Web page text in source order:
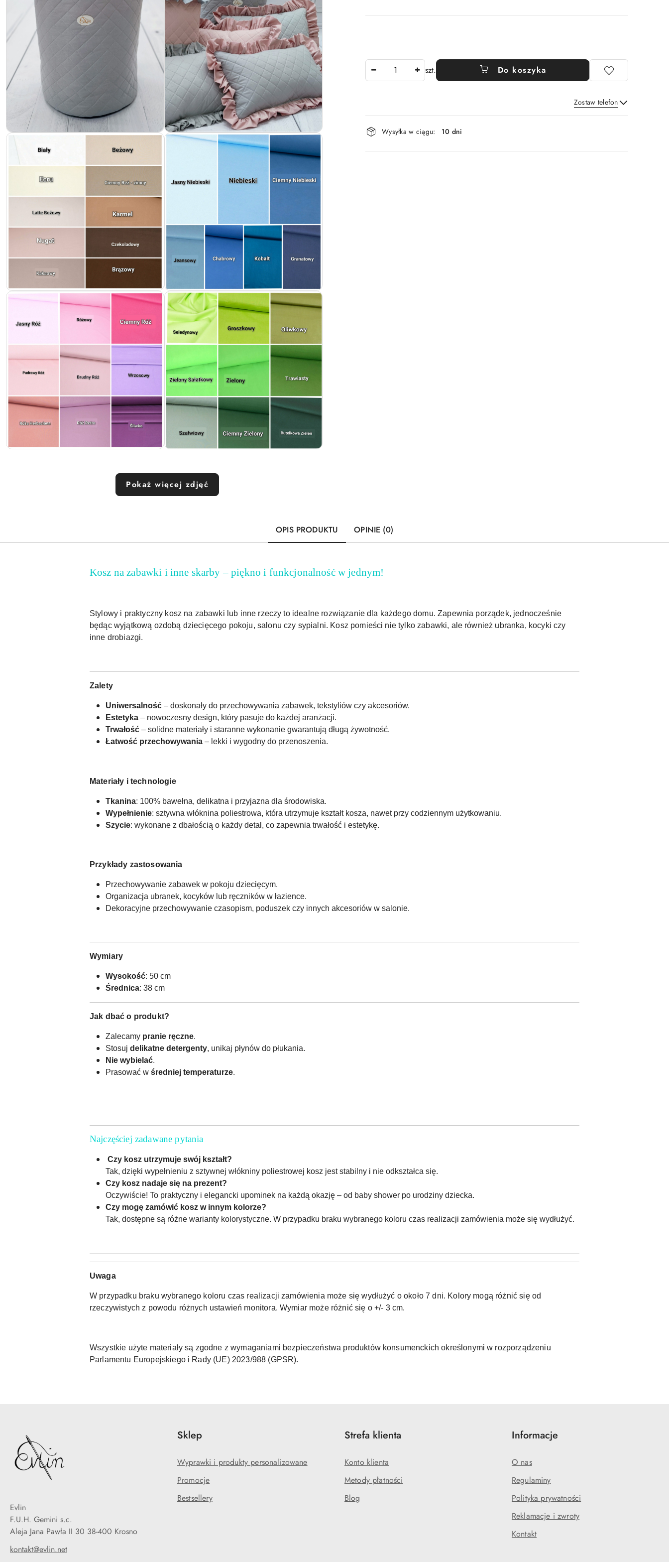
Pokaż więcej zdjęć
szt. Do koszyka
Zostaw telefon
Wyślij
Dostępność
i
dostawa
Wysyłka w ciągu: 10 dni
OPIS PRODUKTU OPINIE (0)
Kosz na zabawki i inne skarby – piękno i funkcjonalność w jednym!
Stylowy i praktyczny kosz na zabawki lub inne rzeczy to idealne rozwiązanie dla każdego domu. Zapewnia porządek, jednocześnie
będąc wyjątkową ozdobą dziecięcego pokoju, salonu czy sypialni. Kosz pomieści nie tylko zabawki, ale również ubranka, kocyki czy
inne drobiazgi.
Zalety
Uniwersalność – doskonały do przechowywania zabawek, tekstyliów czy akcesoriów.
Estetyka – nowoczesny design, który pasuje do każdej aranżacji.
Trwałość – solidne materiały i staranne wykonanie gwarantują długą żywotność.
Łatwość przechowywania – lekki i wygodny do przenoszenia.
Materiały i technologie
Tkanina: 100% bawełna, delikatna i przyjazna dla środowiska.
Wypełnienie: sztywna włóknina poliestrowa, która utrzymuje kształt kosza, nawet przy codziennym użytkowaniu.
Szycie: wykonane z dbałością o każdy detal, co zapewnia trwałość i estetykę.
Przykłady zastosowania
Przechowywanie zabawek w pokoju dziecięcym.
Organizacja ubranek, kocyków lub ręczników w łazience.
Dekoracyjne przechowywanie czasopism, poduszek czy innych akcesoriów w salonie.
Wymiary
Wysokość: 50 cm
Średnica: 38 cm
Jak dbać o produkt?
Zalecamy pranie ręczne.
Stosuj delikatne detergenty, unikaj płynów do płukania.
Nie wybielać.
Prasować w średniej temperaturze.
Najczęściej zadawane pytania
Czy kosz utrzymuje swój kształt?
Tak, dzięki wypełnieniu z sztywnej włókniny poliestrowej kosz jest stabilny i nie odkształca się.
Czy kosz nadaje się na prezent?
Oczywiście! To praktyczny i elegancki upominek na każdą okazję – od baby shower po urodziny dziecka.
Czy mogę zamówić kosz w innym kolorze?
Tak, dostępne są różne warianty kolorystyczne. W przypadku braku wybranego koloru czas realizacji zamówienia może się wydłużyć.
Uwaga
W przypadku braku wybranego koloru czas realizacji zamówienia może się wydłużyć o około 7 dni. Kolory mogą różnić się od
rzeczywistych z powodu różnych ustawień monitora. Wymiar może różnić się o +/- 3 cm.
Wszystkie użyte materiały są zgodne z wymaganiami bezpieczeństwa produktów konsumenckich określonymi w rozporządzeniu
Parlamentu Europejskiego i Rady (UE) 2023/988 (GPSR).
Evlin
F.U.H. Gemini s.c.
Aleja Jana Pawła II 30 38-400 Krosno
kontakt@evlin.net
Sklep
Wyprawki i produkty personalizowane
Promocje
Bestsellery
Strefa klienta
Konto klienta
Metody płatności
Blog
Informacje
O nas
Regulaminy
Polityka prywatności
Reklamacje i zwroty
Kontakt